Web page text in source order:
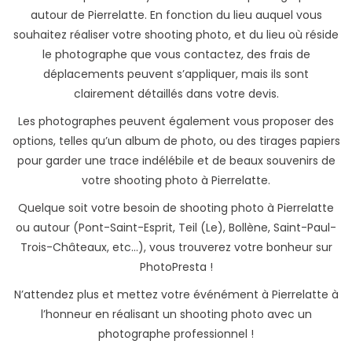
autour de Pierrelatte. En fonction du lieu auquel vous
souhaitez réaliser votre shooting photo, et du lieu où réside
le photographe que vous contactez, des frais de
déplacements peuvent s’appliquer, mais ils sont
clairement détaillés dans votre devis.
Les photographes peuvent également vous proposer des
options, telles qu’un album de photo, ou des tirages papiers
pour garder une trace indélébile et de beaux souvenirs de
votre shooting photo à Pierrelatte.
Quelque soit votre besoin de shooting photo à Pierrelatte
ou autour (Pont-Saint-Esprit, Teil (Le), Bollène, Saint-Paul-
Trois-Châteaux, etc...), vous trouverez votre bonheur sur
PhotoPresta !
N’attendez plus et mettez votre événément à Pierrelatte à
l’honneur en réalisant un shooting photo avec un
photographe professionnel !